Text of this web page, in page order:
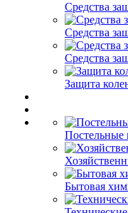
Средства
Средства
Средства
Защита
Постельные
Бытовая